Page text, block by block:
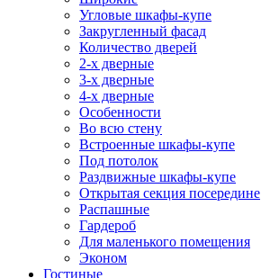
Угловые шкафы-купе
Закругленный фасад
Количество дверей
2-х дверные
3-х дверные
4-х дверные
Особенности
Во всю стену
Встроенные шкафы-купе
Под потолок
Раздвижные шкафы-купе
Открытая секция посередине
Распашные
Гардероб
Для маленького помещения
Эконом
Гостиные